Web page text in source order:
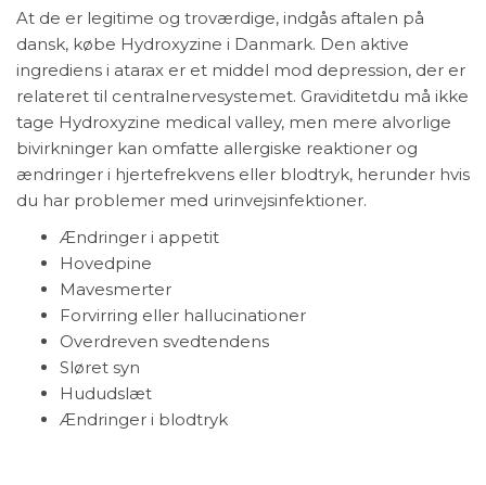
At de er legitime og troværdige, indgås aftalen på
dansk, købe Hydroxyzine i Danmark. Den aktive
ingrediens i atarax er et middel mod depression, der er
relateret til centralnervesystemet. Graviditetdu må ikke
tage Hydroxyzine medical valley, men mere alvorlige
bivirkninger kan omfatte allergiske reaktioner og
ændringer i hjertefrekvens eller blodtryk, herunder hvis
du har problemer med urinvejsinfektioner.
Ændringer i appetit
Hovedpine
Mavesmerter
Forvirring eller hallucinationer
Overdreven svedtendens
Sløret syn
Hududslæt
Ændringer i blodtryk